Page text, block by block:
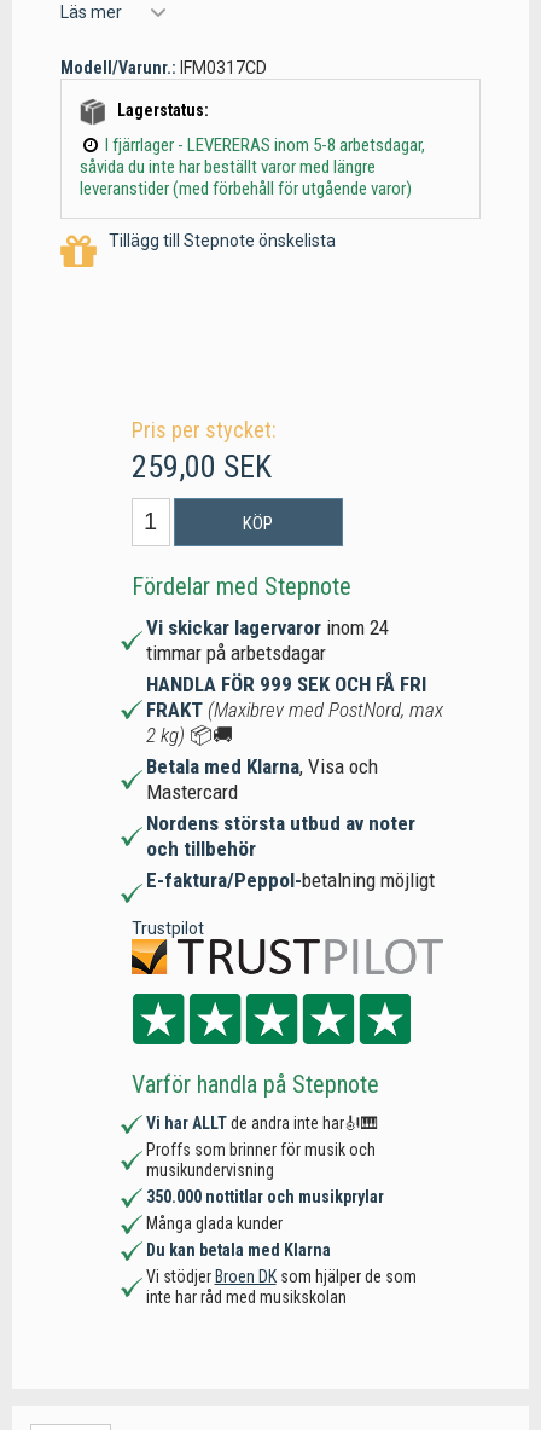
Läs mer
Modell/Varunr.: IFM0317CD
Lagerstatus:
I fjärrlager - LEVERERAS inom 5-8 arbetsdagar,
såvida du inte har beställt varor med längre
leveranstider (med förbehåll för utgående varor)
Tillägg till Stepnote önskelista
Pris per stycket:
259,00 SEK
KÖP
Fördelar med Stepnote
Vi skickar lagervaror inom 24
timmar på arbetsdagar
HANDLA FÖR 999 SEK OCH FÅ FRI
FRAKT (Maxibrev med PostNord, max
2 kg) 📦🚚
Betala med Klarna, Visa och
Mastercard
Nordens största utbud av noter
och tillbehör
E-faktura/Peppol-betalning möjligt
Trustpilot
Varför handla på Stepnote
Vi har ALLTde andra inte har🎻🎹
Proffs som brinner för musik och
musikundervisning
350.000 nottitlar och musikprylar
Många glada kunder
Du kan betala med Klarna
Vi stödjer Broen DKsom hjälper de som
inte har råd med musikskolan